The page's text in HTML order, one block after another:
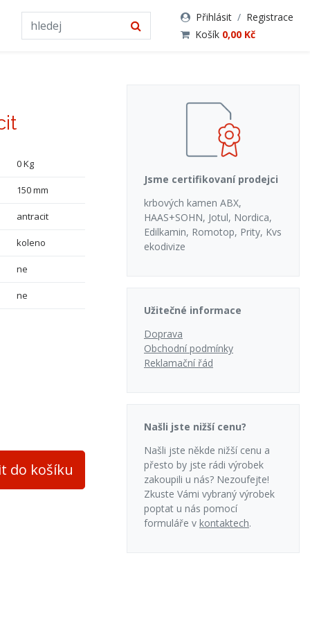
Přihlásit / Registrace
Košík 0,00 Kč
0 Kg
150 mm
antracit
koleno
ne
ne
do košíku
Jsme certifikovaní prodejci
krbových kamen ABX,
HAAS+SOHN, Jotul, Nordica,
Edilkamin, Romotop, Prity, Kvs
ekodivize
Užitečné informace
Doprava
Obchodní podmínky
Reklamační řád
Našli jste nižší cenu?
Našli jste někde nižší cenu a
přesto by jste rádi výrobek
zakoupili u nás? Nezoufejte!
Zkuste Vámi vybraný výrobek
poptat u nás pomocí
formuláře v kontaktech.